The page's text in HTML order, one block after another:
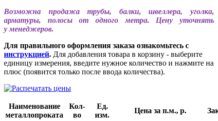
Возможна продажа трубы, балки, швеллера, уголка,
арматуры, полосы от одного метра. Цену уточнять
у менеджеров.
Для правильного оформления заказа ознакомьтесь с
инструкцией. Для добавления товара в корзину - выберите
единицу измерения, введите нужное количество и нажмите на
плюс (появится только после ввода количества).
Наименование
металлопроката
Кол-
во
Ед.
изм.
Цена за п.м., р.